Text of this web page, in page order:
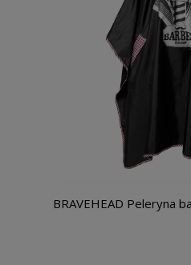
BRAVEHEAD Peleryna